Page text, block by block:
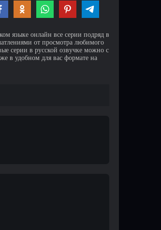
языке онлайн все серии подряд в
от просмотра любимого
серии в русской озвучке можно с
в удобном для вас формате на